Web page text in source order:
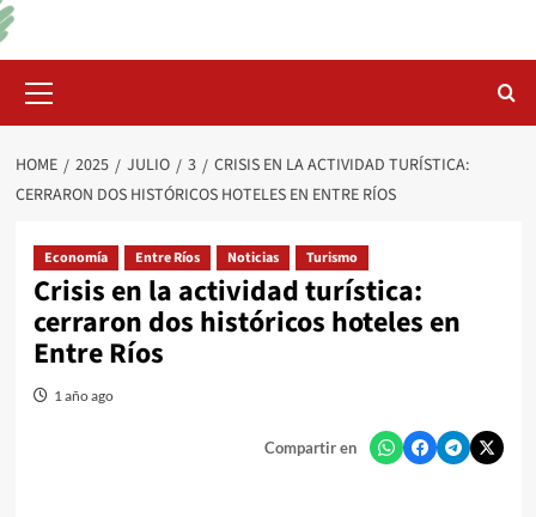
Menu
HOME 2025 JULIO 3
CRISIS EN LA ACTIVIDAD TURÍSTICA:
CERRARON DOS HISTÓRICOS HOTELES EN ENTRE RÍOS
Economía Entre Ríos Noticias Turismo
Crisis en la actividad turística:
cerraron dos históricos hoteles en
Entre Ríos
1 año ago
Compartir en